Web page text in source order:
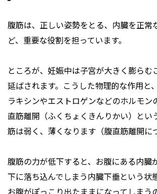
腹筋は、正しい姿勢をとる、内臓を正常
ど、重要な役割を担っています。
ところが、妊娠中は子宮が大きく膨らむ
延ばされます。こうした物理的な作用と
ラキシンやエストロゲンなどのホルモン
直筋離開（ふくちょくきんりかい）とい
筋は弱く、薄くなります（腹直筋離開に
腹筋の力が低下すると、お腹にある内臓
下に落ち込んでしまう内臓下垂という状
お腹がぽっこり出たままになってしまう